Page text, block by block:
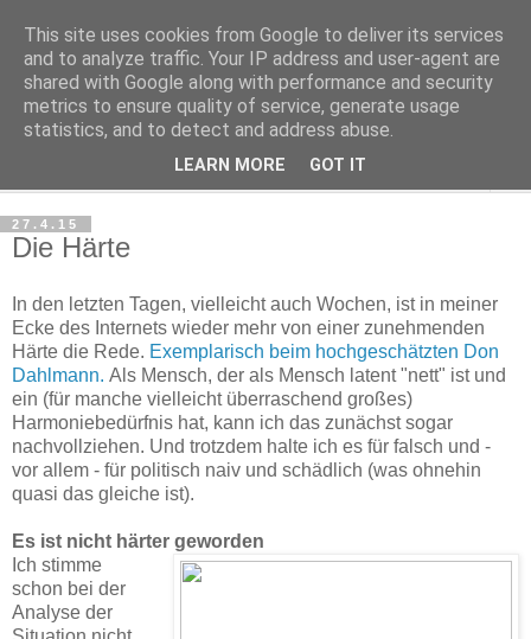
Haltungsturnen
Niveau sieht nur von unten aus wie Arroganz.
27.4.15
Die Härte
In den letzten Tagen, vielleicht auch Wochen, ist in meiner
Ecke des Internets wieder mehr von einer zunehmenden
Härte die Rede. Exemplarisch beim hochgeschätzten Don
Dahlmann. Als Mensch, der als Mensch latent "nett" ist und
ein (für manche vielleicht überraschend großes)
Harmoniebedürfnis hat, kann ich das zunächst sogar
nachvollziehen. Und trotzdem halte ich es für falsch und -
vor allem - für politisch naiv und schädlich (was ohnehin
quasi das gleiche ist).
Es ist nicht härter geworden
Ich stimme
schon bei der
Analyse der
This site uses cookies from Google to deliver its services
and to analyze traffic. Your IP address and user-agent are
shared with Google along with performance and security
metrics to ensure quality of service, generate usage
statistics, and to detect and address abuse.
LEARN MORE GOT IT